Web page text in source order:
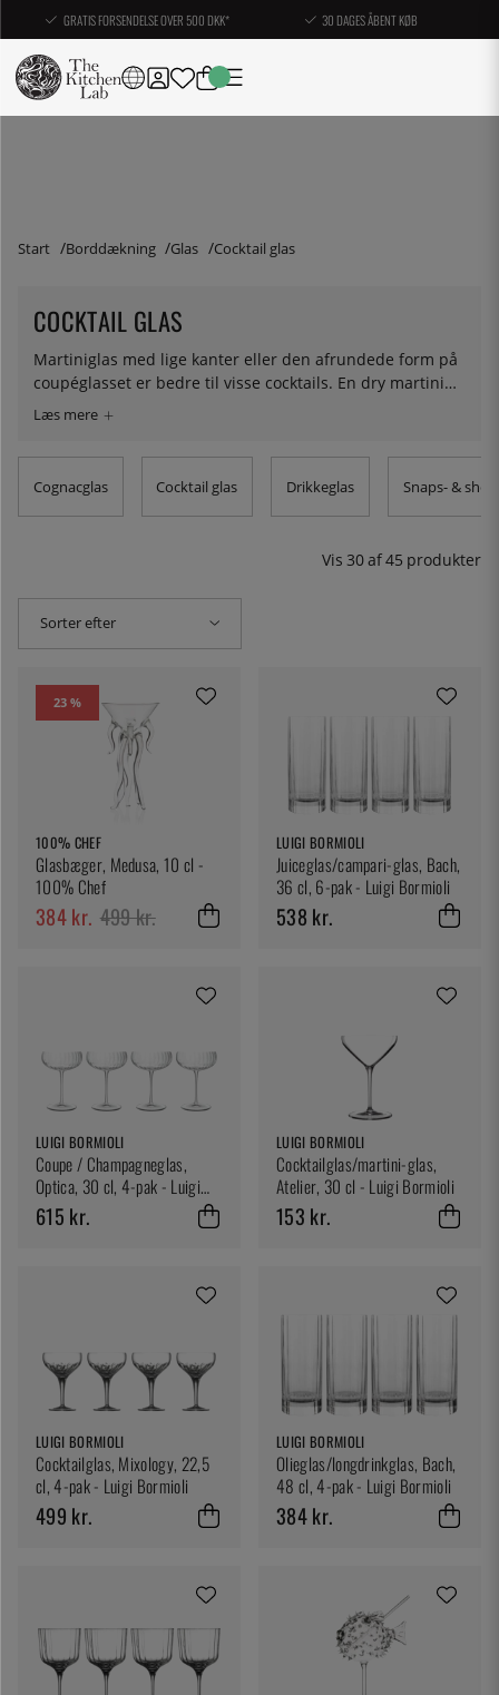
GRATIS FORSENDELSE OVER 500 DKK* 30 DAGES ÅBENT KØB
Start Borddækning Glas Cocktail glas
COCKTAIL GLAS
Martiniglas med lige kanter eller den afrundede form på
coupéglasset er bedre til visse cocktails. En dry martini
kræver martiniglasset og en whisky sour er bedre i en
restaurantleverandører og glas af højeste kvalitet.
Cognacglas Cocktail glas Drikkeglas Snaps- &
Vis 30af45 produkter
Sorter efter
23 %
100% CHEF
Glasbæger, Medusa, 10 cl -
100% Chef
384 kr. 499 kr.
LUIGI BORMIOLI
Juiceglas/campari-glas, Bach,
36 cl, 6-pak - Luigi Bormioli
538 kr.
LUIGI BORMIOLI
Coupe / Champagneglas,
Optica, 30 cl, 4-pak - Luigi
Bormioli
615 kr.
LUIGI BORMIOLI
Cocktailglas/martini-glas,
Atelier, 30 cl - Luigi Bormioli
153 kr.
LUIGI BORMIOLI
Cocktailglas, Mixology, 22,5
cl, 4-pak - Luigi Bormioli
499 kr.
LUIGI BORMIOLI
Olieglas/longdrinkglas, Bach,
48 cl, 4-pak - Luigi Bormioli
384 kr.